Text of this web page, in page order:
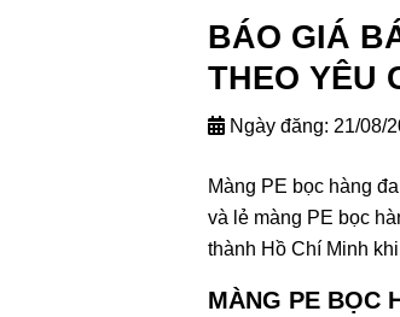
BÁO GIÁ
THEO YÊU
Ngày đăng: 21/08/
Màng PE bọc hàng
và lẻ màng PE bọc
thành Hồ Chí Minh
MÀNG PE BỌC